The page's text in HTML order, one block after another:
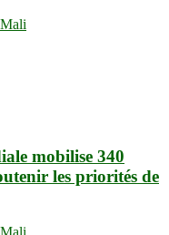
mobilise 340
les priorités de